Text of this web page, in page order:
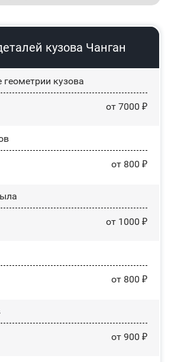
кузова Чанган
геометрии кузова
от 7000 ₽
от 800 ₽
от 1000 ₽
от 800 ₽
от 900 ₽